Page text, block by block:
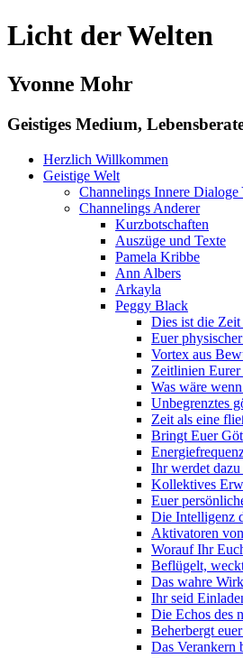
Licht der Welten
Yvonne Mohr
Geistiges Medium,
Herzlich Willkommen
Geistige Welt
Channelings Innere
Channelings Anderer
Kurzbotschaften
Auszüge und Texte
Pamela Kribbe
Ann Albers
Arkayla
Peggy Black
Dies ist die
Euer
Vortex aus
Zeitlinien Eurer
Was wäre
Unbegrenztes
Zeit als eine
Bringt Euer
Ihr werdet
Kollektives
Euer
Die Intelligenz
Aktivatoren
Worauf Ihr
Beflügelt,
Das wahre
Ihr seid
Die Echos des
Beherbergt
Das Verankern